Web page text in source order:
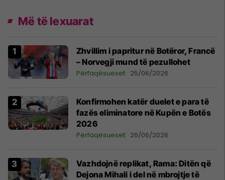
Më të lexuarat
Zhvillim i papritur në Botëror, Francë
– Norvegji mund të pezullohet
Përfaqësueset 25/06/2026
Konfirmohen katër duelet e para të
fazës eliminatore në Kupën e Botës
2026
Përfaqësueset 26/06/2026
Vazhdojnë replikat, Rama: Ditën që
Dejona Mihali i del në mbrojtje të